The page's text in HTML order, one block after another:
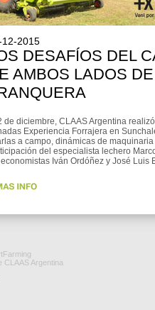
12-2015
DESAFÍOS DEL
AMBOS LADOS
de diciembre, CLAAS Argentina
Experiencia Forrajera en
a campo, dinámicas de maquinaria
del especialista lechero
economistas Iván Ordóñez y José Luis
CLAAS Argentina